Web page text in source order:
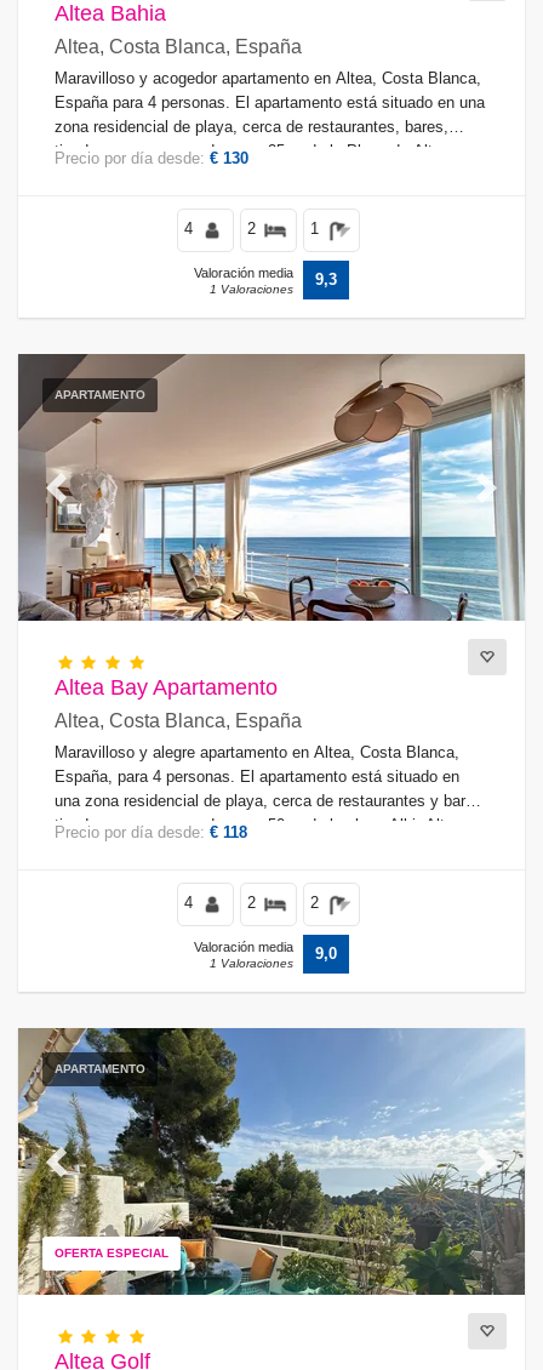
Altea Bahia
Altea, Costa Blanca, España
Maravilloso y acogedor apartamento en Altea, Costa Blanca,
España para 4 personas. El apartamento está situado en una
zona residencial de playa, cerca de restaurantes, bares,
tiendas y supermercados, y a 25 m de la Playa de Altea.
Precio por día desde: € 130
4 2 1
Valoración media
1 Valoraciones
9,3
APARTAMENTO
Previous Next
Altea Bay Apartamento
Altea, Costa Blanca, España
Maravilloso y alegre apartamento en Altea, Costa Blanca,
España, para 4 personas. El apartamento está situado en
una zona residencial de playa, cerca de restaurantes y bares,
tiendas y supermercados, y a 50 m de la playa Albir-Altea.
Precio por día desde: € 118
4 2 2
Valoración media
1 Valoraciones
9,0
APARTAMENTO
OFERTA ESPECIAL
Previous Next
Altea Golf